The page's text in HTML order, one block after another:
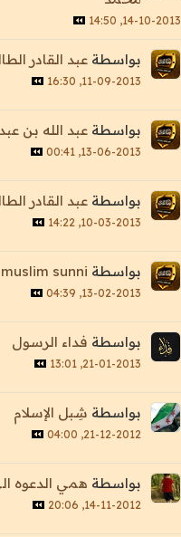
14-10-2013, 14:50
بواسطةعبد القادر
11-09-2013, 16:30
بواسطةعبد الله بن
13-06-2013, 00:41
بواسطةعبد القادر
10-03-2013, 14:22
بواسطة muslim sunni
13-02-2013, 04:39
بواسطة فداء الرسول
21-01-2013, 13:01
بواسطة شِبل الإسلام
21-12-2012, 04:00
بواسطة همي الدعوه
14-11-2012, 20:06